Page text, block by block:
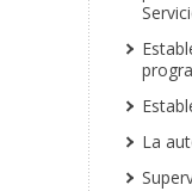
La